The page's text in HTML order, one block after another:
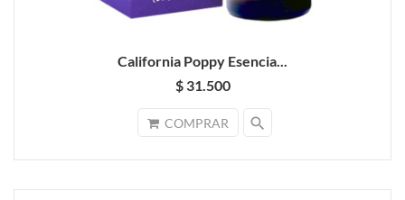
California Poppy Esencia...
$ 31.500
COMPRAR search